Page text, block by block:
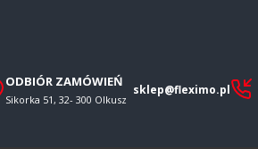
sklep@fleximo.pl
ODBIÓR ZAMÓWIEŃ
Sikorka 51, 32- 300 Olkusz